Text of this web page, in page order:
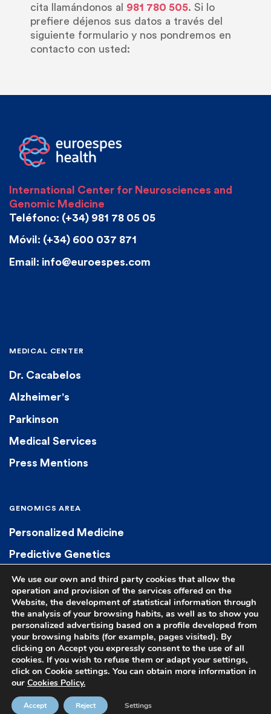
cita llamándonos al 981 780 505. Si lo
prefiere déjenos sus datos a través del
siguiente formulario y nos pondremos en
contacto con usted:
International Center for Neurosciences and
Genomic Medicine
Teléfono: (+34) 981 78 05 05
Móvil: (+34) 600 037 871
Email: info@euroespes.com
MEDICAL CENTER
Dr. Cacabelos
Alzheimer's
Parkinson
Medical Services
Press Mentions
GENOMICS AREA
Personalized Medicine
Predictive Genetics
Diagnostic Genetics
Pharmacogenetics
© 2023 Euroespes. All rights reserved. Legal Notice|Privacy Policy|
Cookie Policy|Terms and Conditions of Sale
We use our own and third party cookies that allow the
operation and provision of the services offered on the
Website, the development of statistical information through
the analysis of your browsing habits, as well as to show you
personalized advertising based on a profile developed from
your browsing habits (for example, pages visited). By
clicking on Accept you expressly consent to the use of all
cookies. If you wish to refuse them or adapt your settings,
click on Cookie settings. You can obtain more information in
our Cookies Policy.
Accept Reject Settings